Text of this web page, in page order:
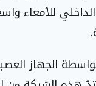
للأمعاء
الجهاز